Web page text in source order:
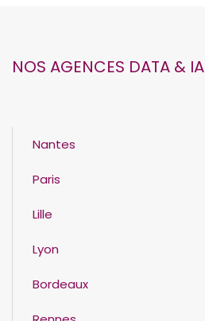
NOS AGENCES DATA & IA
Nantes
Paris
Lille
Lyon
Bordeaux